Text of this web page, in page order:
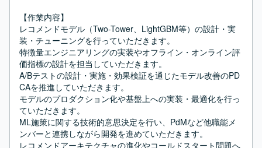
【作業内容】
レコメンドモデル（Two-Tower、LightGBM等）の設計・実
装・チューニングを行っていただきます。
特徴量エンジニアリングの実装やオフライン・オンライン評
価指標の設計を担当していただきます。
A/Bテストの設計・実施・効果検証を通じたモデル改善のPD
CAを推進していただきます。
モデルのプロダクション化や基盤上への実装・最適化を行っ
ていただきます。
ML施策に関する技術的意思決定を行い、PdMなど他職能メ
ンバーと連携しながら開発を進めていただきます。
レコメンドアーキテクチャの進化やコールドスタート問題へ